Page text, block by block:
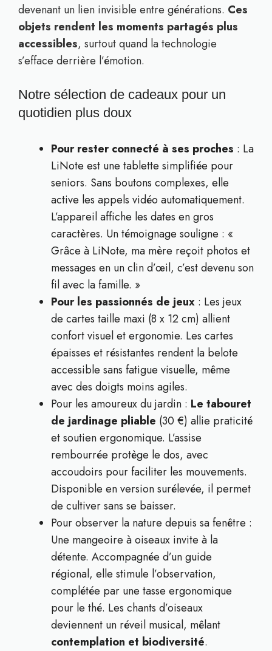
devenant un lien invisible entre générations. Ces
objets rendent les moments partagés plus
accessibles, surtout quand la technologie
s’efface derrière l’émotion.
Notre sélection de cadeaux pour un
quotidien plus doux
Pour rester connecté à ses proches : La
LiNote est une tablette simplifiée pour
seniors. Sans boutons complexes, elle
active les appels vidéo automatiquement.
L’appareil affiche les dates en gros
caractères. Un témoignage souligne : «
Grâce à LiNote, ma mère reçoit photos et
messages en un clin d’œil, c’est devenu son
fil avec la famille. »
Pour les passionnés de jeux : Les jeux
de cartes taille maxi (8 x 12 cm) allient
confort visuel et ergonomie. Les cartes
épaisses et résistantes rendent la belote
accessible sans fatigue visuelle, même
avec des doigts moins agiles.
Pour les amoureux du jardin : Le tabouret
de jardinage pliable (30 €) allie praticité
et soutien ergonomique. L’assise
rembourrée protège le dos, avec
accoudoirs pour faciliter les mouvements.
Disponible en version surélevée, il permet
de cultiver sans se baisser.
Pour observer la nature depuis sa fenêtre :
Une mangeoire à oiseaux invite à la
détente. Accompagnée d’un guide
régional, elle stimule l’observation,
complétée par une tasse ergonomique
pour le thé. Les chants d’oiseaux
deviennent un réveil musical, mêlant
contemplation et biodiversité.